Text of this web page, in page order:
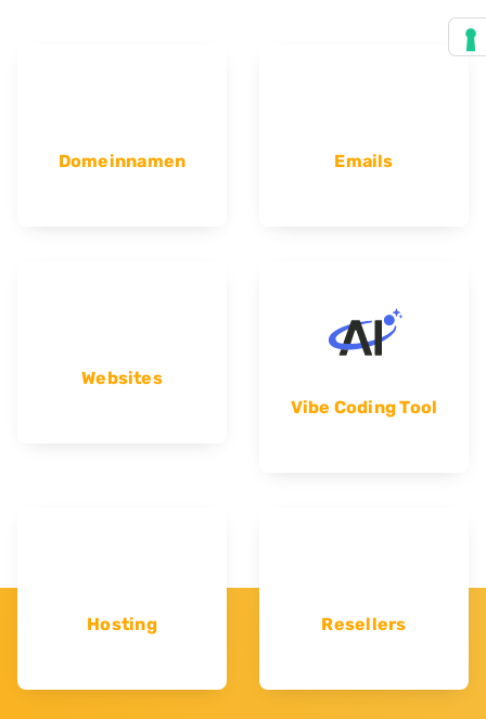
Domeinnamen Emails
Websites
Vibe Coding Tool
Hosting Resellers